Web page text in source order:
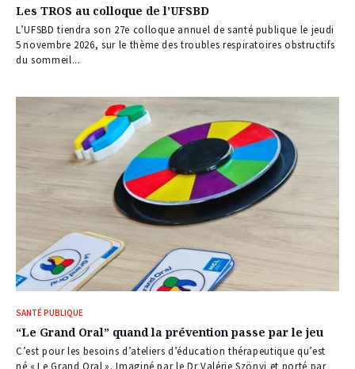
Les TROS au colloque de l’UFSBD
L’UFSBD tiendra son 27e colloque annuel de santé publique le jeudi
5 novembre 2026, sur le thème des troubles respiratoires obstructifs
du sommeil...
SANTÉ PUBLIQUE
“Le Grand Oral” quand la prévention passe par le jeu
C’est pour les besoins d’ateliers d’éducation thérapeutique qu’est